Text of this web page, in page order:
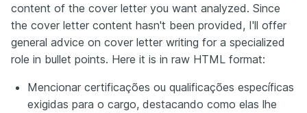
content of the cover letter you want analyzed. Since
the cover letter content hasn't been provided, I'll offer
general advice on cover letter writing for a specialized
role in bullet points. Here it is in raw HTML format:
Mencionar certificações ou qualificações específicas
exigidas para o cargo, destacando como elas lhe